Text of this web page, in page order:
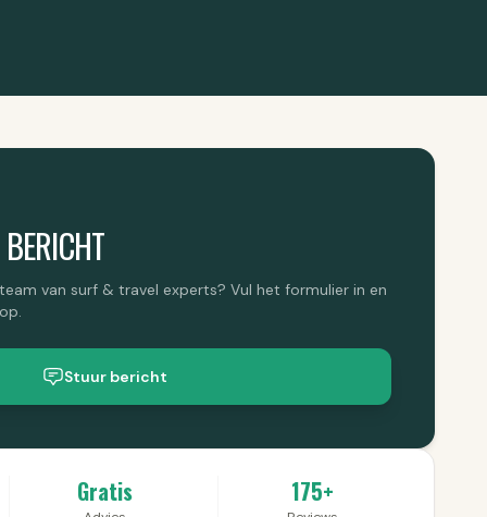
van surf & travel experts? Vul het formulier in en
Stuur bericht
Gratis 175+